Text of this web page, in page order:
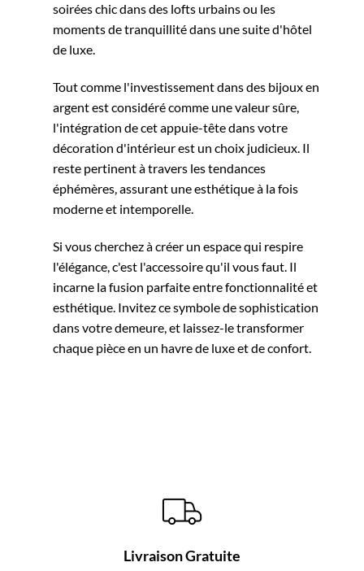
soirées chic dans des lofts urbains ou les
moments de tranquillité dans une suite d'hôtel
de luxe.
Tout comme l'investissement dans des bijoux en
argent est considéré comme une valeur sûre,
l'intégration de cet appuie-tête dans votre
décoration d'intérieur est un choix judicieux. Il
reste pertinent à travers les tendances
éphémères, assurant une esthétique à la fois
moderne et intemporelle.
Si vous cherchez à créer un espace qui respire
l'élégance, c'est l'accessoire qu'il vous faut. Il
incarne la fusion parfaite entre fonctionnalité et
esthétique. Invitez ce symbole de sophistication
dans votre demeure, et laissez-le transformer
chaque pièce en un havre de luxe et de confort.
Livraison Gratuite